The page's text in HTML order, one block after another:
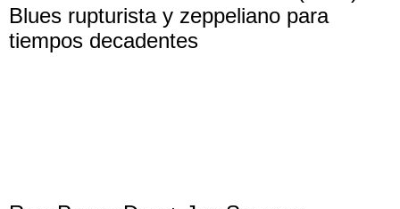
Blues rupturista y zeppeliano para
tiempos decadentes